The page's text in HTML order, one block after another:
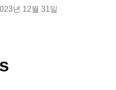
년 12월 31일